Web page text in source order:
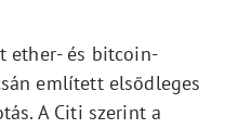
ether- és bitcoin-
említett elsődleges
A Citi szerint a